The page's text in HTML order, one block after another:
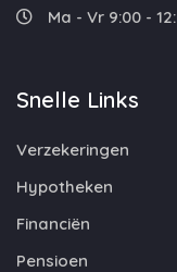
Ma - Vr 9:00 -
Snelle Links
Verzekeringen
Hypotheken
Financiën
Pensioen